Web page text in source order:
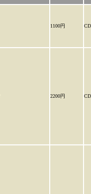
1100円 CD
2200円 CD